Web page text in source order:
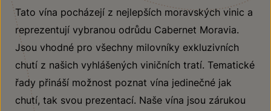
Tato vína pocházejí z nejlepších moravských vinic a
reprezentují vybranou odrůdu Cabernet Moravia.
Jsou vhodné pro všechny milovníky exkluzivních
chutí z našich vyhlášených viničních tratí. Tematické
řady přináší možnost poznat vína jedinečné jak
chutí, tak svou prezentací. Naše vína jsou zárukou